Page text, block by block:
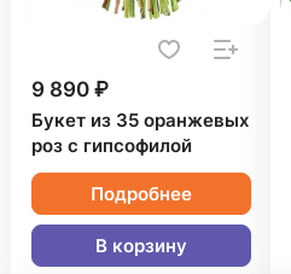
9 890 ₽
Букет из 35 оранжевых
роз с гипсофилой
Подробнее
В корзину